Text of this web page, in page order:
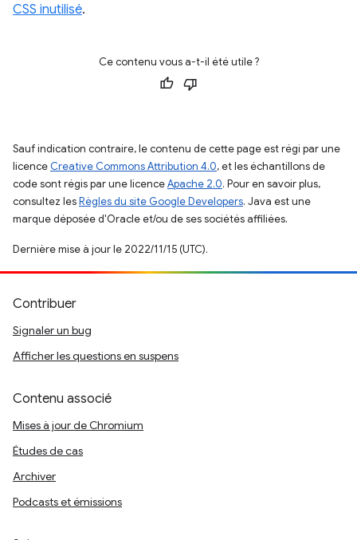
CSS inutilisé.
Ce contenu vous a-t-il été utile ?
Sauf indication contraire, le contenu de cette page est régi par une
licence Creative Commons Attribution 4.0, et les échantillons de
code sont régis par une licenceApache 2.0. Pour en savoir plus,
consultez lesRègles du site Google Developers. Java est une
marque déposée d'Oracle et/ou de ses sociétés affiliées.
Dernière mise à jour le 2022/11/15 (UTC).
Contribuer
Signaler un bug
Afficher les questions en suspens
Contenu associé
Mises à jour de Chromium
Études de cas
Archiver
Podcasts et émissions